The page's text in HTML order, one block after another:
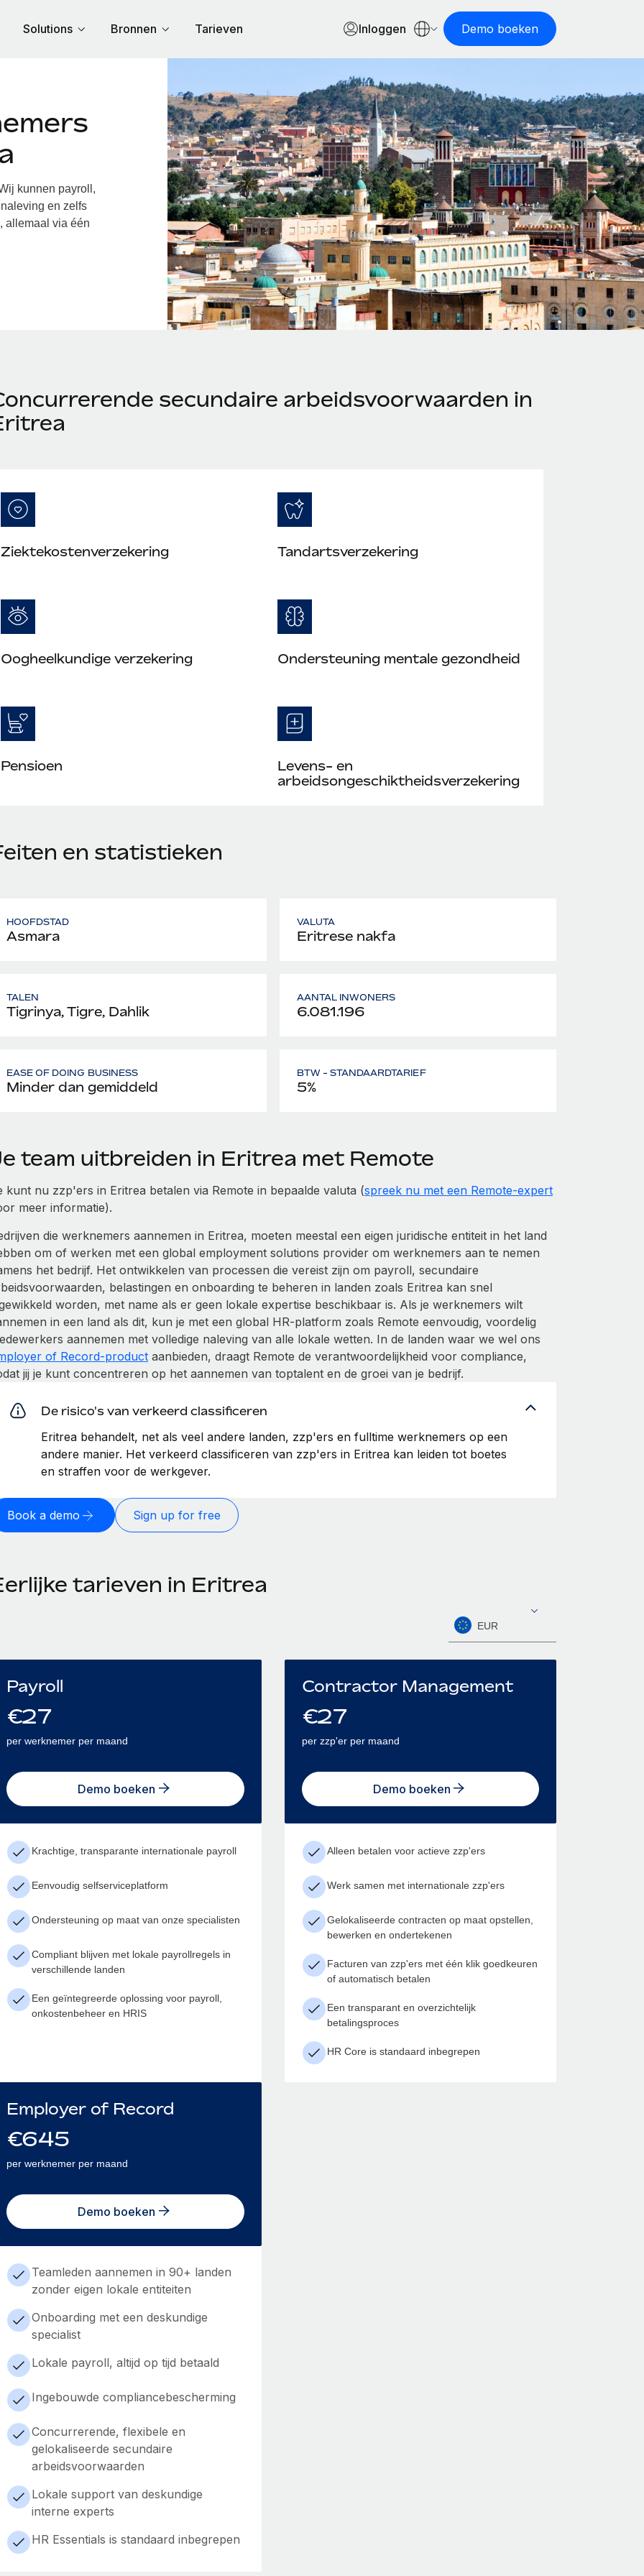
Solutions Bronnen Tarieven Inloggen Demo boeken
kunnen payroll,
en zelfs
allemaal via één
secundaire arbeidsvoorwaarden in
Ziektekostenverzekering Tandartsverzekering
Oogheelkundige verzekering Ondersteuning mentale gezondheid
Pensioen
Levens- en
arbeidsongeschiktheidsverzekering
en statistieken
HOOFDSTAD
Asmara
VALUTA
Eritrese nakfa
TALEN
Tigrinya, Tigre, Dahlik
AANTAL INWONERS
6.081.196
EASE OF DOING BUSINESS
Minder dan gemiddeld
BTW - STANDAARDTARIEF
5%
team uitbreiden in Eritrea met Remote
kunt nu zzp'ers in Eritrea betalen via Remote in bepaalde valuta (spreek nu met een Remote-expert
meer informatie).
die werknemers aannemen in Eritrea, moeten meestal een eigen juridische entiteit in het land
om of werken met een global employment solutions provider om werknemers aan te nemen
het bedrijf. Het ontwikkelen van processen die vereist zijn om payroll, secundaire
belastingen en onboarding te beheren in landen zoals Eritrea kan snel
worden, met name als er geen lokale expertise beschikbaar is. Als je werknemers wilt
in een land als dit, kun je met een global HR-platform zoals Remote eenvoudig, voordelig
aannemen met volledige naleving van alle lokale wetten. In de landen waar we wel ons
of Record-productaanbieden, draagt Remote de verantwoordelijkheid voor compliance,
jij je kunt concentreren op het aannemen van toptalent en de groei van je bedrijf.
De risico's van verkeerd classificeren
Eritrea behandelt, net als veel andere landen, zzp'ers en fulltime werknemers op een
andere manier. Het verkeerd classificeren van zzp'ers in Eritrea kan leiden tot boetes
en straffen voor de werkgever.
Book a demo Sign up for free
tarieven in Eritrea
EUR
Payroll
€27
per werknemer per maand
Demo boeken
Krachtige, transparante internationale payroll
Eenvoudig selfserviceplatform
Ondersteuning op maat van onze specialisten
Compliant blijven met lokale payrollregels in
verschillende landen
Een geïntegreerde oplossing voor payroll,
onkostenbeheer en HRIS
Contractor Management
€27
per zzp'er per maand
Demo boeken
Alleen betalen voor actieve zzp'ers
Werk samen met internationale zzp'ers
Gelokaliseerde contracten op maat opstellen,
bewerken en ondertekenen
Facturen van zzp'ers met één klik goedkeuren
of automatisch betalen
Een transparant en overzichtelijk
betalingsproces
HR Core is standaard inbegrepen
Employer of Record
€645
per werknemer per maand
Demo boeken
Teamleden aannemen in 90+ landen
zonder eigen lokale entiteiten
Onboarding met een deskundige
specialist
Lokale payroll, altijd op tijd betaald
Ingebouwde compliancebescherming
Concurrerende, flexibele en
gelokaliseerde secundaire
arbeidsvoorwaarden
Lokale support van deskundige
interne experts
HR Essentials is standaard inbegrepen